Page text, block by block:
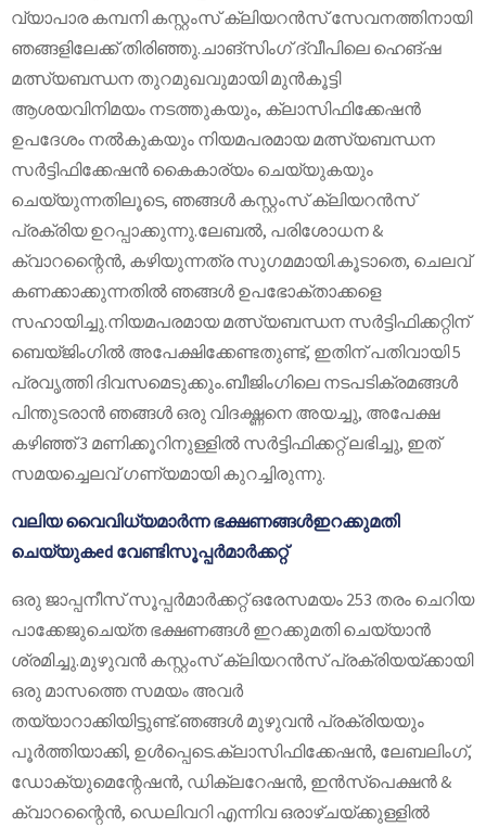
വ്യാപാര കമ്പനി കസ്റ്റംസ് ക്ലിയറൻസ് സേവനത്തിനായി
ഞങ്ങളിലേക്ക് തിരിഞ്ഞു.ചാങ്‌സിംഗ് ദ്വീപിലെ ഹെങ്‌ഷ
മത്സ്യബന്ധന തുറമുഖവുമായി മുൻകൂട്ടി
ആശയവിനിമയം നടത്തുകയും, ക്ലാസിഫിക്കേഷൻ
ഉപദേശം നൽകുകയും നിയമപരമായ മത്സ്യബന്ധന
സർട്ടിഫിക്കേഷൻ കൈകാര്യം ചെയ്യുകയും
ചെയ്യുന്നതിലൂടെ, ഞങ്ങൾ കസ്റ്റംസ് ക്ലിയറൻസ്
പ്രക്രിയ ഉറപ്പാക്കുന്നു.ലേബൽ, പരിശോധന &
ക്വാറന്റൈൻ, കഴിയുന്നത്ര സുഗമമായി.കൂടാതെ, ചെലവ്
കണക്കാക്കുന്നതിൽ ഞങ്ങൾ ഉപഭോക്താക്കളെ
സഹായിച്ചു.നിയമപരമായ മത്സ്യബന്ധന സർട്ടിഫിക്കറ്റിന്
ബെയ്ജിംഗിൽ അപേക്ഷിക്കേണ്ടതുണ്ട്, ഇതിന് പതിവായി 5
പ്രവൃത്തി ദിവസമെടുക്കും.ബീജിംഗിലെ നടപടിക്രമങ്ങൾ
പിന്തുടരാൻ ഞങ്ങൾ ഒരു വിദഗ്ദ്ധനെ അയച്ചു, അപേക്ഷ
കഴിഞ്ഞ് 3 മണിക്കൂറിനുള്ളിൽ സർട്ടിഫിക്കറ്റ് ലഭിച്ചു, ഇത്
സമയച്ചെലവ് ഗണ്യമായി കുറച്ചിരുന്നു.
വലിയ വൈവിധ്യമാർന്ന ഭക്ഷണങ്ങൾഇറക്കുമതി
ചെയ്യുകed വേണ്ടിസൂപ്പർമാർക്കറ്റ്
ഒരു ജാപ്പനീസ് സൂപ്പർമാർക്കറ്റ് ഒരേസമയം 253 തരം ചെറിയ
പാക്കേജുചെയ്ത ഭക്ഷണങ്ങൾ ഇറക്കുമതി ചെയ്യാൻ
ശ്രമിച്ചു.മുഴുവൻ കസ്റ്റംസ് ക്ലിയറൻസ് പ്രക്രിയയ്ക്കായി
ഒരു മാസത്തെ സമയം അവർ
തയ്യാറാക്കിയിട്ടുണ്ട്.ഞങ്ങൾ മുഴുവൻ പ്രക്രിയയും
പൂർത്തിയാക്കി, ഉൾപ്പെടെ.ക്ലാസിഫിക്കേഷൻ, ലേബലിംഗ്,
ഡോക്യുമെന്റേഷൻ, ഡിക്ലറേഷൻ, ഇൻസ്പെക്ഷൻ &
ക്വാറന്റൈൻ, ഡെലിവറി എന്നിവ ഒരാഴ്ചയ്ക്കുള്ളിൽ